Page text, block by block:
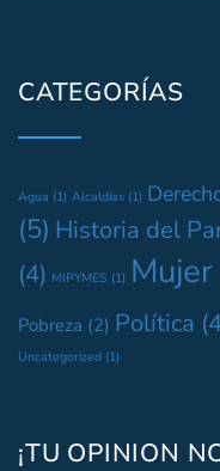
CATEGORÍAS
Agua (1) Alcaldías (1)
(5) Historia del
(4) MIPYMES (1) Mujer
Pobreza (2) Política
Uncategorized (1)
¡TU OPINION